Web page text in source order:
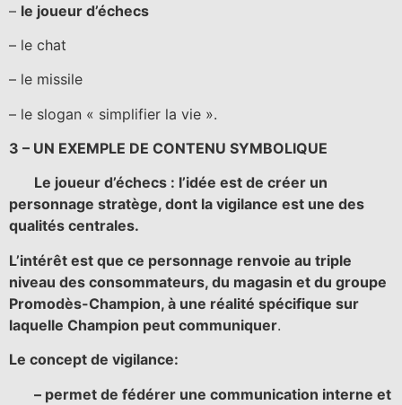
– le joueur d’échecs
– le chat
– le missile
– le slogan « simplifier la vie ».
3 – UN EXEMPLE DE CONTENU SYMBOLIQUE
Le joueur d’échecs : l’idée est de créer un
personnage stratège, dont la vigilance est une des
qualités centrales.
L’intérêt est que ce personnage renvoie au triple
niveau des consommateurs, du magasin et du groupe
Promodès-Champion, à une réalité spécifique sur
laquelle Champion peut communiquer.
Le concept de vigilance:
– permet de fédérer une communication interne et